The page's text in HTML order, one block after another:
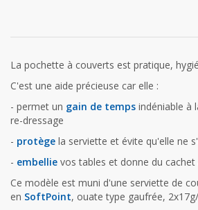
La pochette à couverts est pratique,
C'est une aide précieuse car elle :
- permet un gain de temps indéniable à
re-dressage
- protège la serviette et évite qu'elle ne
- embellie vos tables et donne du cachet
Ce modèle est muni d'une serviette de
en SoftPoint, ouate type gaufrée,